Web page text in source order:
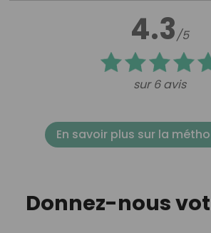
4.3/5
sur 6 avis
En savoir plus sur la
Donnez-nous